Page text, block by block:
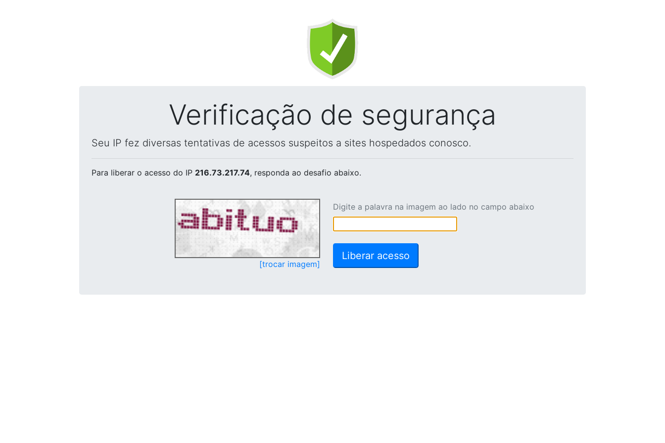
Verificação de segurança
Seu IP fez diversas tentativas de acessos suspeitos a sites hospedados conosco.
Para liberar o acesso do IP 216.73.217.74, responda ao desafio abaixo.
[trocar imagem]
Digite a palavra na imagem ao lado no campo abaixo